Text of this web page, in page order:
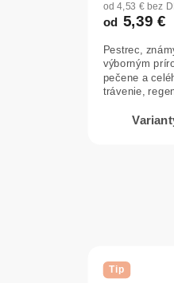
produktu
je
5,0
z
5
hviezdičiek.
od 4,53 € bez
od 5,39 €
Pestrec,
výborným
pečene a
trávenie,
Tip